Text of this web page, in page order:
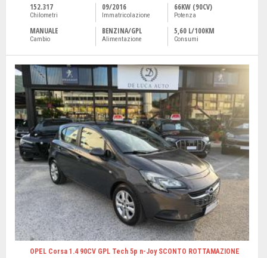
152.317
Chilometri
09/2016
Immatricolazione
66KW (90CV)
Potenza
MANUALE
Cambio
BENZINA/GPL
Alimentazione
5,60 L/100KM
Consumi
OPEL Corsa 1.4 90CV GPL Tech 5p n-Joy SCONTO ROTTAMAZIONE